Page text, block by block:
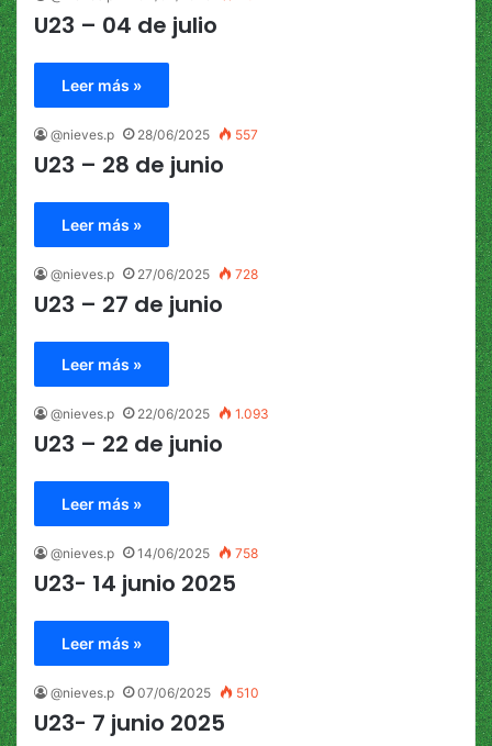
U23 – 04 de julio
Leer más »
@nieves.p 28/06/2025 557
U23 – 28 de junio
Leer más »
@nieves.p 27/06/2025 728
U23 – 27 de junio
Leer más »
@nieves.p 22/06/2025 1.093
U23 – 22 de junio
Leer más »
@nieves.p 14/06/2025 758
U23- 14 junio 2025
Leer más »
@nieves.p 07/06/2025 510
U23- 7 junio 2025